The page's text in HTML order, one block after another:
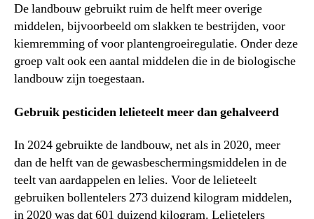
De landbouw gebruikt ruim de helft meer overige
middelen, bijvoorbeeld om slakken te bestrijden, voor
kiemremming of voor plantengroeiregulatie. Onder deze
groep valt ook een aantal middelen die in de biologische
landbouw zijn toegestaan.
Gebruik pesticiden lelieteelt meer dan gehalveerd
In 2024 gebruikte de landbouw, net als in 2020, meer
dan de helft van de gewasbeschermingsmiddelen in de
teelt van aardappelen en lelies. Voor de lelieteelt
gebruiken bollentelers 273 duizend kilogram middelen,
in 2020 was dat 601 duizend kilogram. Lelietelers